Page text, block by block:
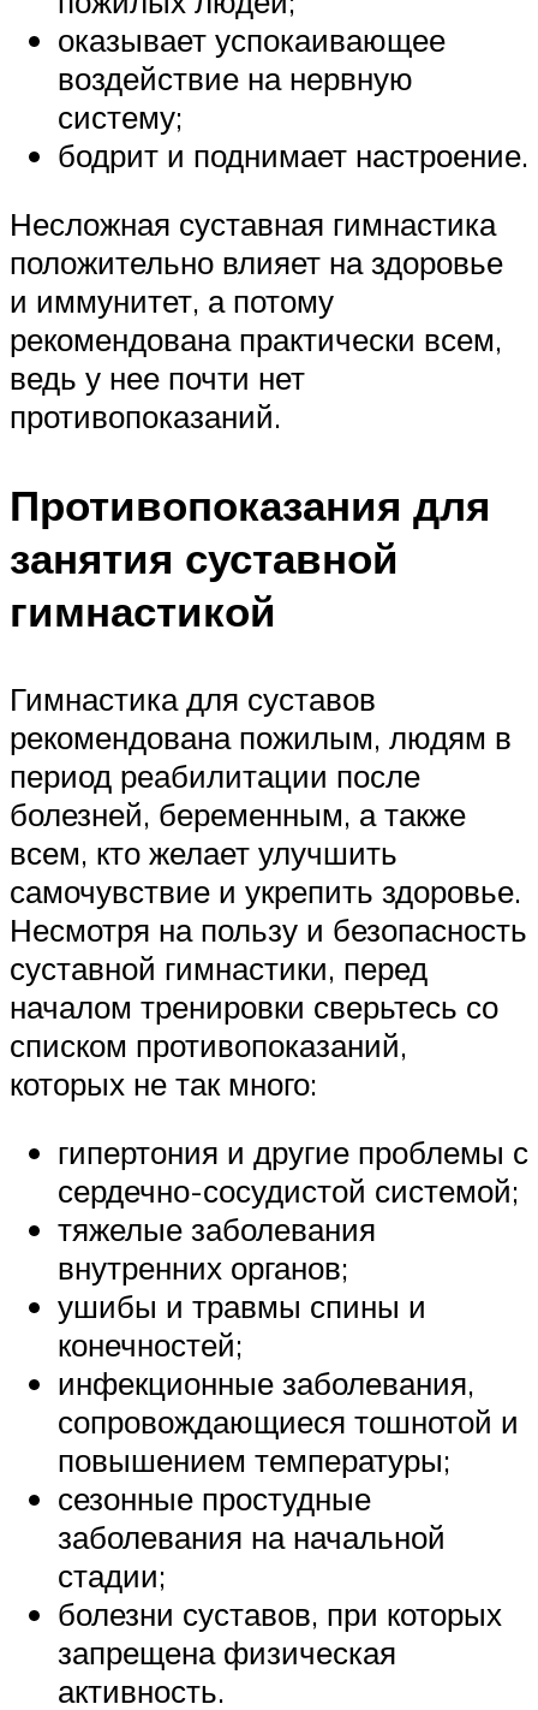
оказывает успокаивающее
воздействие на нервную
систему;
бодрит и поднимает настроение.
Несложная суставная гимнастика
положительно влияет на здоровье
и иммунитет, а потому
рекомендована практически всем,
ведь у нее почти нет
противопоказаний.
Противопоказания для
занятия суставной
гимнастикой
Гимнастика для суставов
рекомендована пожилым, людям в
период реабилитации после
болезней, беременным, а также
всем, кто желает улучшить
самочувствие и укрепить здоровье.
Несмотря на пользу и безопасность
суставной гимнастики, перед
началом тренировки сверьтесь со
списком противопоказаний,
которых не так много:
гипертония и другие проблемы с
сердечно-сосудистой системой;
тяжелые заболевания
внутренних органов;
ушибы и травмы спины и
конечностей;
инфекционные заболевания,
сопровождающиеся тошнотой и
повышением температуры;
сезонные простудные
заболевания на начальной
стадии;
болезни суставов, при которых
запрещена физическая
активность.